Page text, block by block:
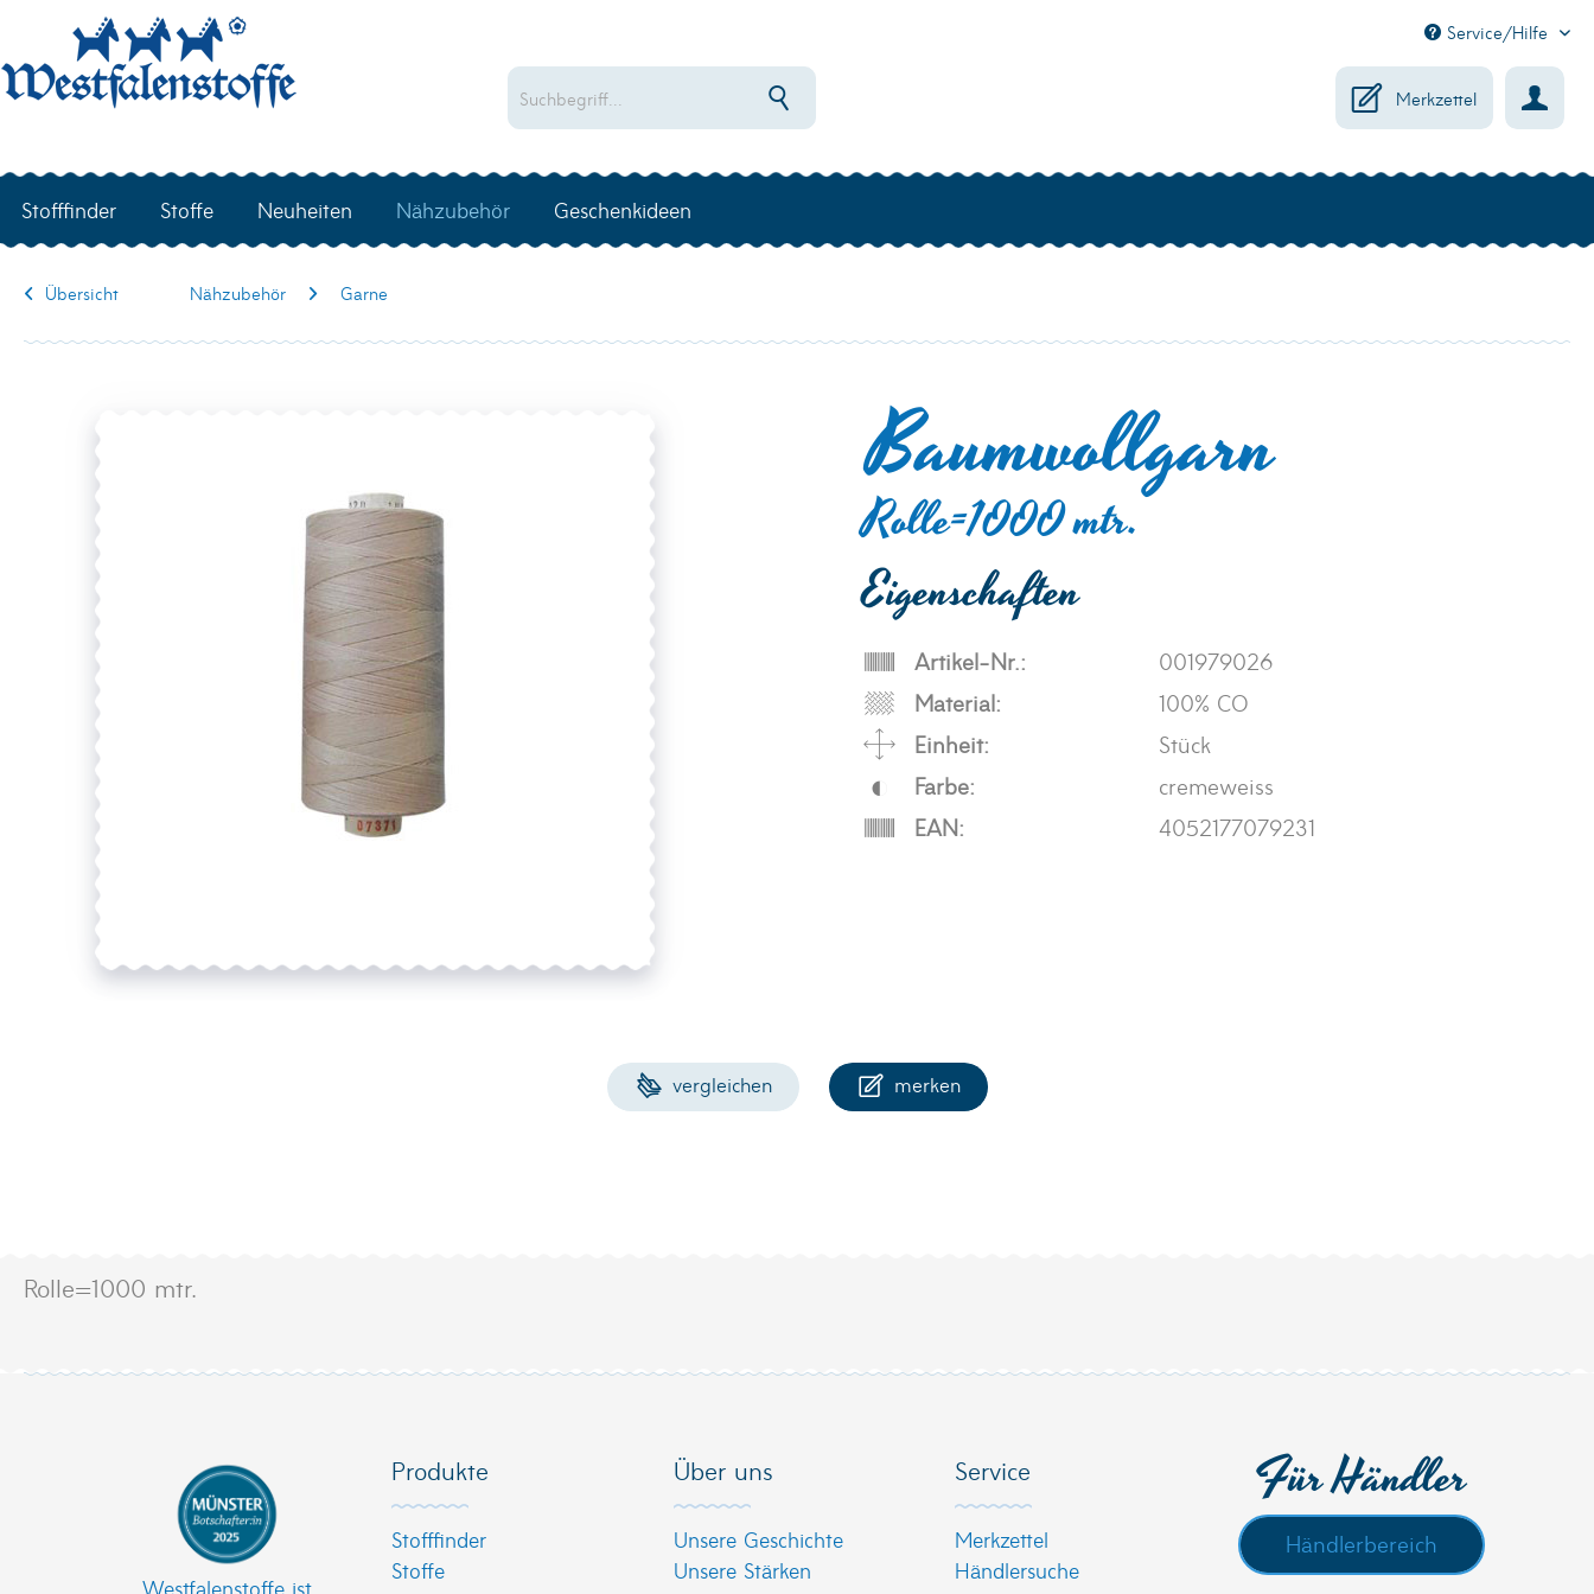
Service/Hilfe
Merkzettel
Stofffinder Stoffe Neuheiten Nähzubehör Geschenkideen
Übersicht Nähzubehör Garne
Baumwollgarn
Rolle=1000 mtr.
Eigenschaften
Artikel-Nr.:
001979026
Material:
100% CO
Einheit:
Stück
Farbe:
cremeweiss
EAN:
4052177079231
vergleichen merken
Rolle=1000 mtr.
Westfalenstoffe ist
Produkte
Stofffinder
Stoffe
Über uns
Unsere Geschichte
Unsere Stärken
Service
Merkzettel
Händlersuche
Für Händler
Händlerbereich